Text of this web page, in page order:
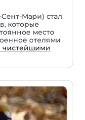
Мари) стал
которые
место
отелями
чистейшими